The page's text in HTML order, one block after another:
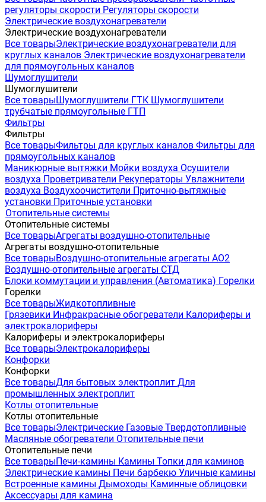
регуляторы скорости Регуляторы скорости
Электрические воздухонагреватели
Электрические воздухонагреватели
Все товарыЭлектрические воздухонагреватели для
круглых каналов Электрические воздухонагреватели
для прямоугольных каналов
Шумоглушители
Шумоглушители
Все товарыШумоглушители ГТК Шумоглушители
трубчатые прямоугольные ГТП
Фильтры
Фильтры
Все товарыФильтры для круглых каналов Фильтры для
прямоугольных каналов
Маникюрные вытяжки Мойки воздуха Осушители
воздуха Проветриватели Рекуператоры Увлажнители
воздуха Воздухоочистители Приточно-вытяжные
установки Приточные установки
Отопительные системы
Отопительные системы
Все товарыАгрегаты воздушно-отопительные
Агрегаты воздушно-отопительные
Все товарыВоздушно-отопительные агрегаты АО2
Воздушно-отопительные агрегаты СТД
Блоки коммутации и управления (Автоматика) Горелки
Горелки
Все товарыЖидкотопливные
Грязевики Инфракрасные обогреватели Калориферы и
электрокалориферы
Калориферы и электрокалориферы
Все товарыЭлектрокалориферы
Конфорки
Конфорки
Все товарыДля бытовых электроплит Для
промышленных электроплит
Котлы отопительные
Котлы отопительные
Все товарыЭлектрические Газовые Твердотопливные
Масляные обогреватели Отопительные печи
Отопительные печи
Все товарыПечи-камины Камины Топки для каминов
Электрические камины Печи барбекю Уличные камины
Встроенные камины Дымоходы Каминные облицовки
Аксессуары для камина